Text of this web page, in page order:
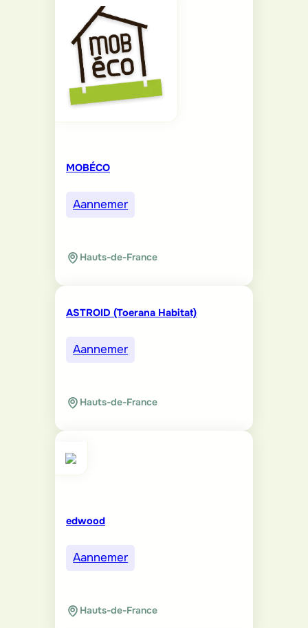
MOBÉCO
Aannemer
Hauts-de-France
ASTROID (Toerana Habitat)
Aannemer
Hauts-de-France
edwood
Aannemer
Hauts-de-France